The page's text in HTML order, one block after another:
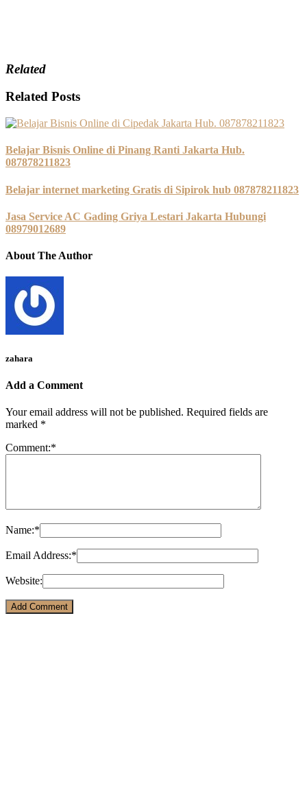
Related
Related Posts
Belajar Bisnis Online di Pinang Ranti Jakarta Hub.
087878211823
Belajar internet marketing Gratis di Sipirok hub 087878211823
Jasa Service AC Gading Griya Lestari Jakarta Hubungi
08979012689
About The Author
zahara
Add a Comment
Your email address will not be published. Required fields are
marked *
Comment:*
Name:*
Email Address:*
Website: